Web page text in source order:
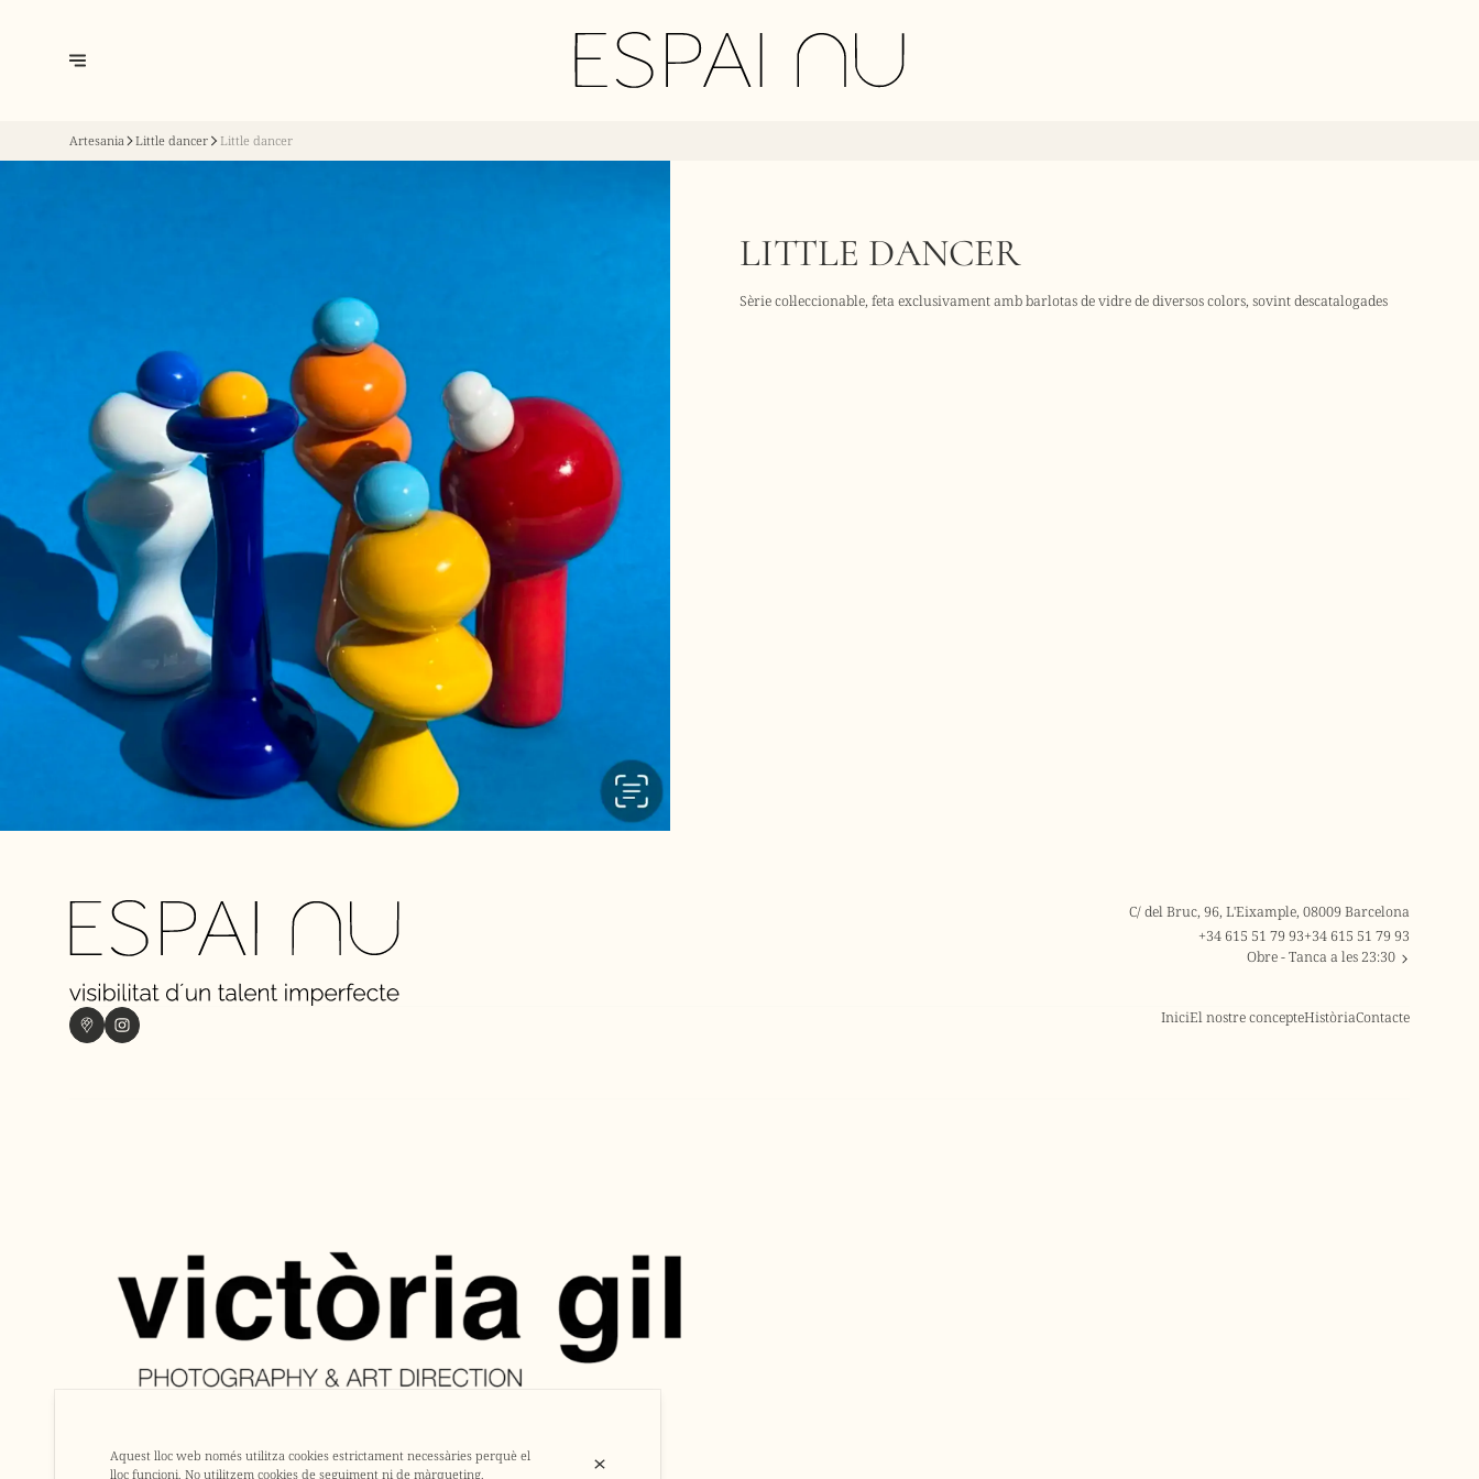
Artesania Little dancer Little dancer
LITTLE DANCER
Sèrie col·leccionable, feta exclusivament amb barlotas de vidre de diversos colors, sovint descatalogades
C/ del Bruc, 96, L'Eixample, 08009 Barcelona
+34 615 51 79 93+34 615 51 79 93
Obre- Tanca a les 23:30
IniciEl nostre concepteHistòriaContacte
Aquest lloc web només utilitza cookies estrictament necessàries perquè el
lloc funcioni. No utilitzem cookies de seguiment ni de màrqueting.